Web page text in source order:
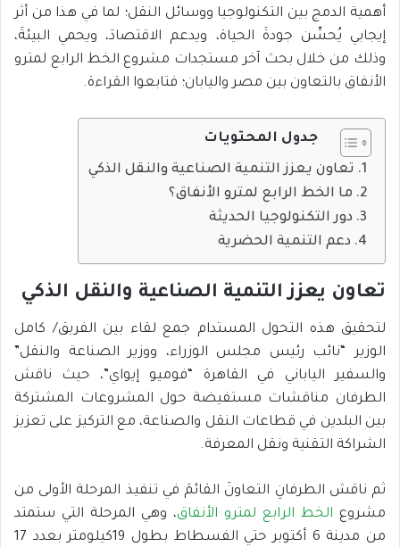
أهمية الدمج بين التكنولوجيا ووسائل النقل؛ لما في هذا من أثر
إيجابي يُحسِّن جودةَ الحياة، ويدعم الاقتصادَ، ويحمي البيئةَ،
وذلك من خلال بحث آخر مستجدات مشروع الخط الرابع لمترو
الأنفاق بالتعاون بين مصر واليابان؛ فتابعوا القراءة.
جدول المحتويات
تعاون يعزز التنمية الصناعية والنقل الذكي
ما الخط الرابع لمترو الأنفاق؟
دور التكنولوجيا الحديثة
دعم التنمية الحضرية
تعاون يعزز التنمية الصناعية والنقل الذكي
لتحقيق هذه التحول المستدام جمع لقاء بين الفريق/ كامل
الوزير “نائب رئيس مجلس الوزراء، ووزير الصناعة والنقل”
والسفير الياباني في القاهرة “فوميو إيواي”، حيث ناقش
الطرفان مناقشات مستفيضة حول المشروعات المشتركة
بين البلدين في قطاعات النقل والصناعة، مع التركيز على تعزيز
الشراكة التقنية ونقل المعرفة.
ثم ناقش الطرفانِ التعاونَ القائمَ في تنفيذ المرحلة الأولى من
مشروع الخط الرابع لمترو الأنفاق، وهي المرحلة التي ستمتد
من مدينة 6 أكتوبر حتي الفسطاط بطول 19كيلومتر بعدد 17